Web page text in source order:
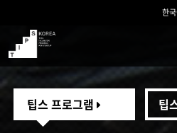
한
TIPS
팁스 프로그램 팁